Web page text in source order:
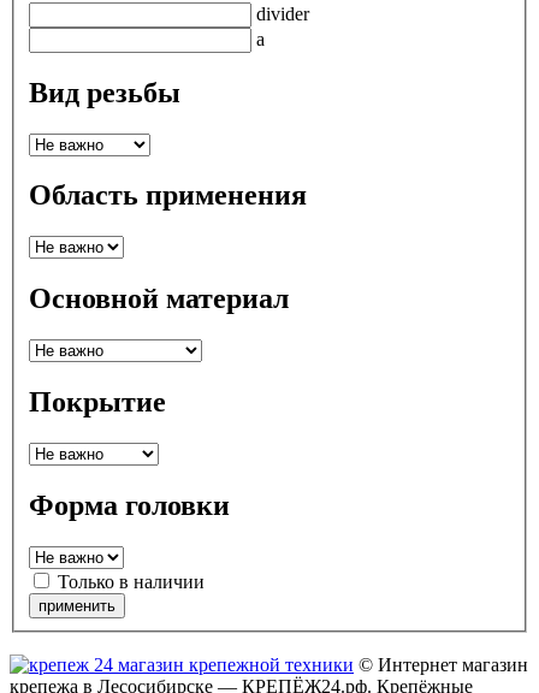
divider
a
Вид резьбы
Область применения
Основной материал
Покрытие
Форма головки
Только в наличии
© Интернет магазин
крепежа в Лесосибирске — КРЕПЁЖ24.рф. Крепёжные